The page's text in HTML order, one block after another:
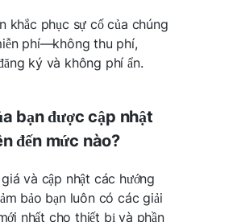
khắc phục sự cố của chúng
phí—không thu phí,
ký và không phí ẩn.
bạn được cập nhật
đến mức nào?
và cập nhật các hướng
bảo bạn luôn có các giải
nhất cho thiết bị và phần